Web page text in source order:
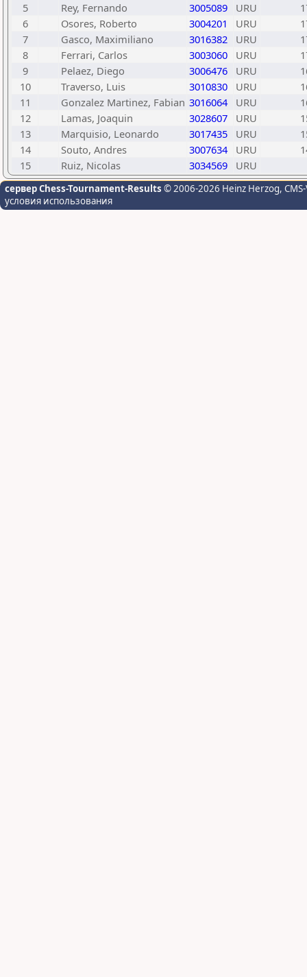
5
Rey, Fernando 3005089 URU
6
Osores, Roberto 3004201 URU
7
Gasco, Maximiliano 3016382 URU
8
Ferrari, Carlos 3003060 URU
9
Pelaez, Diego 3006476 URU
10
Traverso, Luis 3010830 URU
11
Gonzalez Martinez, Fabian 3016064 URU
12
Lamas, Joaquin 3028607 URU
13
Marquisio, Leonardo 3017435 URU
14
Souto, Andres 3007634 URU
15
Ruiz, Nicolas 3034569 URU
сервер Chess-Tournament-Results © 2006-2026 Heinz Herzog,
условия использования